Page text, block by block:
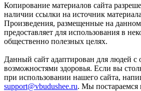
Копирование материалов сайта
наличии ссылки на источник
Произведения, размещенные на
предоставляет для использования в
общественно полезных целях.
Данный сайт адаптирован для людей с
возможностями здоровья. Если вы
при использовании нашего сайта,
support@vbudushee.ru. Мы постараемся